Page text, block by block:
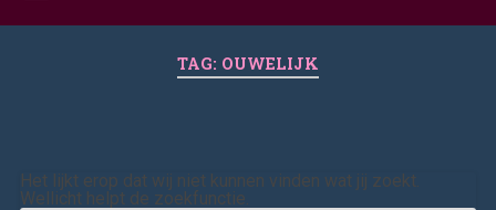
TAG: OUWELIJK
Het lijkt erop dat wij niet kunnen vinden wat jij zoekt.
Wellicht helpt de zoekfunctie.